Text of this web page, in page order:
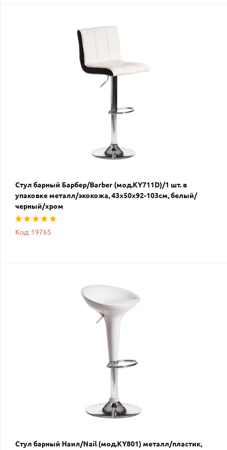
Стул барный Барбер/Barber (мод.KY711D)/1 шт. в
упаковке металл/экокожа, 43х50х92-103см, белый/
черный/хром
Код: 19765
Стул барный Наил/Nail (мод.KY801) металл/пластик,